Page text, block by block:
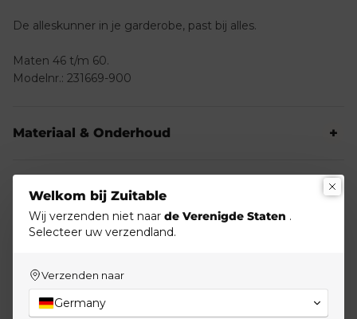
De alleskunner in je garderobe, past bij alles.
Maten 46 t/m 60.
Modelnr.: 231669-900
Materiaal & Onderhoud
Verzending en retournering
Welkom bij Zuitable
Wij verzenden niet naar de Verenigde Staten .
Selecteer uw verzendland.
Verzenden naar
Germany